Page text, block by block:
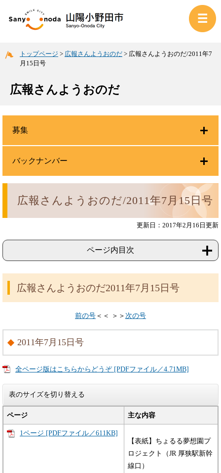
トップページ > 広報さんようおのだ > 広報さんようおのだ/2011年7
月15日号
広報さんようおのだ
広報さんようおのだ/2011年7月15日号
更新日：2017年2月16日更新
ページ内目次
広報さんようおのだ2011年7月15日号
前の号 ＜＜ ＞＞ 次の号
2011年7月15日号
全ページ版はこちらからどうぞ [PDFファイル／4.71MB]
表のサイズを切り替える
ページ 主な内容
1ページ [PDFファイル／611KB]
【表紙】ちょるる夢想園プ
ロジェクト（JR 厚狭駅新幹
線口）
募集
バックナンバー